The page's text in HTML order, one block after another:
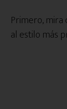
Primero,
al estilo más